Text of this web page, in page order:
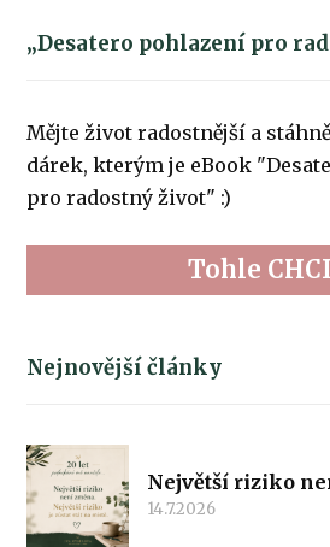
„Desatero pohlazení pro
Mějte život radostnější a
dárek, kterým je eBook
pro radostný život" :)
Tohle
Nejnovější články
Největší riziko
14.7.2026